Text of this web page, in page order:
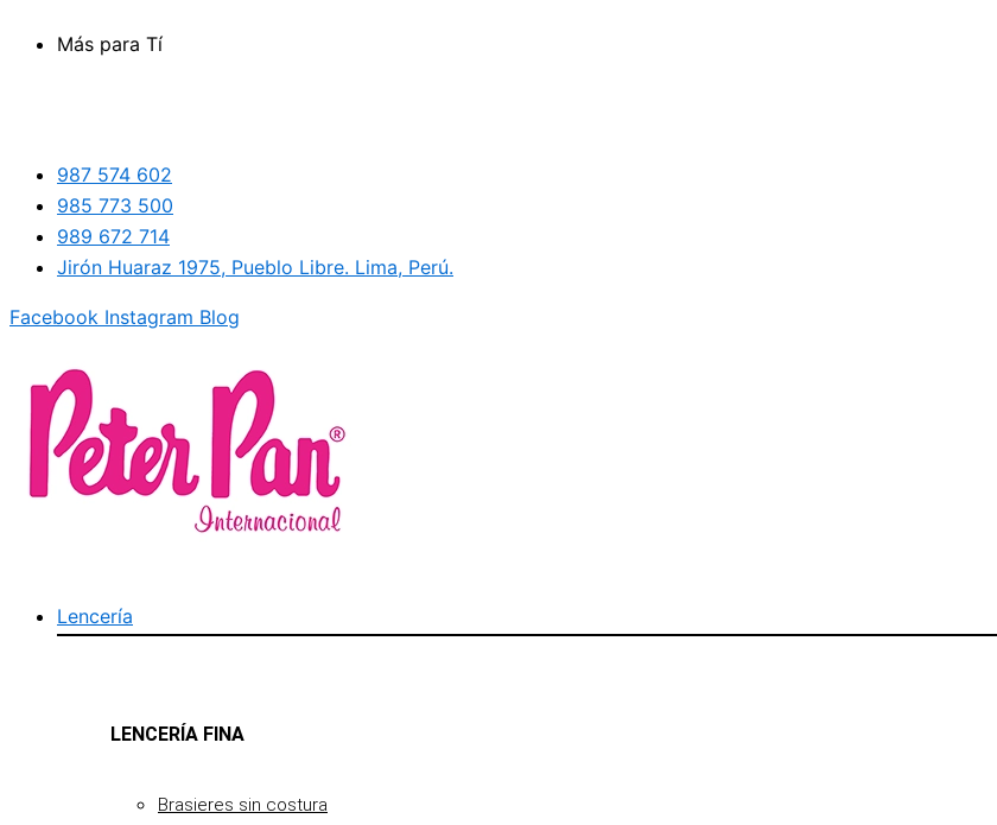
Más para Tí
987 574 602
985 773 500
989 672 714
Jirón Huaraz 1975, Pueblo Libre. Lima, Perú.
Facebook Instagram Blog
Lencería
LENCERÍA FINA
Brasieres sin costura